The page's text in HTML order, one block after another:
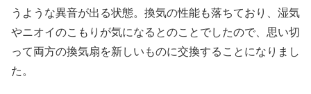
うような異音が出る状態。換気の性能も落ちており、湿気
やニオイのこもりが気になるとのことでしたので、思い切
って両方の換気扇を新しいものに交換することになりまし
た。